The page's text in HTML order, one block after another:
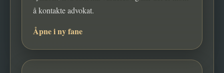
å kontakte advokat.
Åpne i ny fane